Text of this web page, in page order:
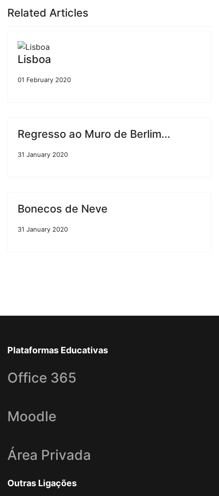
Related Articles
Lisboa
01 February 2020
Regresso ao Muro de Berlim...
31 January 2020
Bonecos de Neve
31 January 2020
Plataformas Educativas
Office 365
Moodle
Área Privada
Outras Ligações